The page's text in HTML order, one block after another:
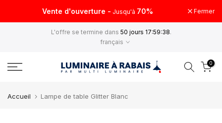
au
Vente d'ouverture - Jusqu'à 70% Fermer
L'offre se termine dans 50 jours 17:59:38.
français
0
Accueil Lampe de table Glitter Blanc